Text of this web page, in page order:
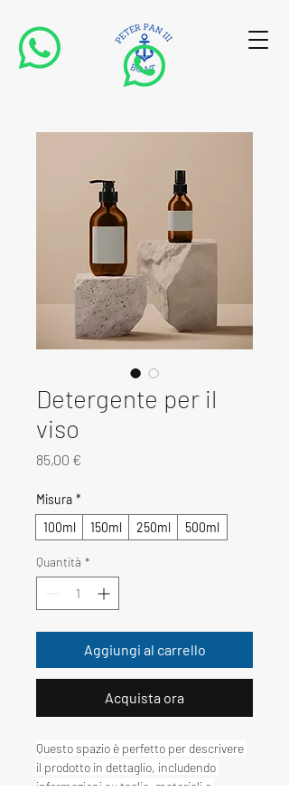
Detergente per il
viso
85,00 €
Misura *
100ml
150ml 250ml 500ml
Quantità *
Aggiungi al carrello
Acquista ora
Questo spazio è perfetto per descrivere
il prodotto in dettaglio, includendo
informazioni su taglie, materiali e